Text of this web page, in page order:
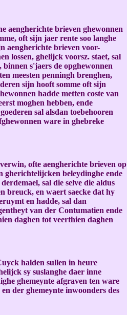
aengherichte brieven ghewonnen
oft sijn jaer rente soo langhe
aengherichte brieven voor-
lossen, ghelijck voorsz. staet, sal
s'jaers de opghewonnen
meesten penningh brenghen,
sijn hooft somme oft sijn
hadde metten coste van
moghen hebben, ende
sal alsdan toebehooren
ware in ghebreke
ofte aengherichte brieven op
gherichtelijcken beleydinghe ende
sal die selve die aldus
breuck, en waert saecke dat hy
en hadde, sal dan
van der Contumatien ende
daghen tot veerthien daghen
halden sullen in heure
sy suslanghe daer inne
ghemeynte afgraven ten ware
der ghemeynte inwoonders des